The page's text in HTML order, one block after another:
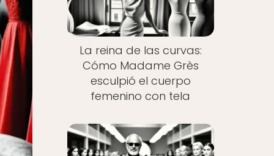
La reina de las curvas:
Cómo Madame Grès
esculpió el cuerpo
femenino con tela